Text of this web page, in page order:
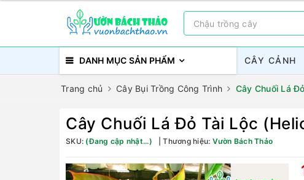
DANH MỤC SẢN PHẨM CÂY CẢNH
Trang chủ Cây Bụi Trồng Công Trình Cây Chuối Lá
Cây Chuối Lá Đỏ Tài Lộc
SKU: (Đang cập nhật...) Thương hiệu: Vườn Bách Thảo